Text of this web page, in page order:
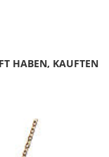
HABEN, KAUFTEN